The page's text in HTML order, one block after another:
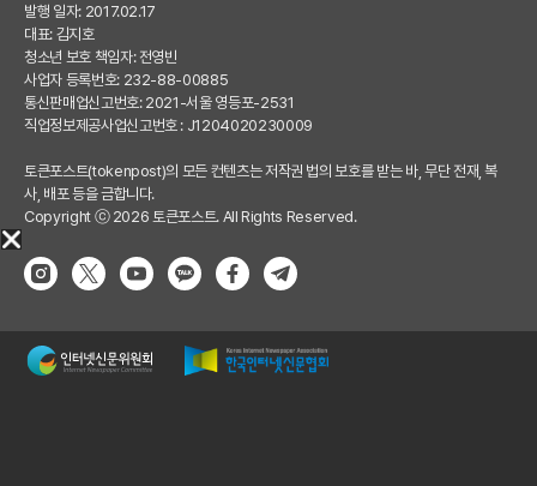
발행 일자: 2017.02.17
대표: 김지호
청소년 보호 책임자: 전영빈
사업자 등록번호: 232-88-00885
통신판매업신고번호: 2021-서울 영등포-2531
직업정보제공사업신고번호 : J1204020230009
토큰포스트(tokenpost)의 모든 컨텐츠는 저작권 법의 보호를 받는 바, 무단 전재, 복
사, 배포 등을 금합니다.
Copyright ⓒ 2026 토큰포스트. All Rights Reserved.